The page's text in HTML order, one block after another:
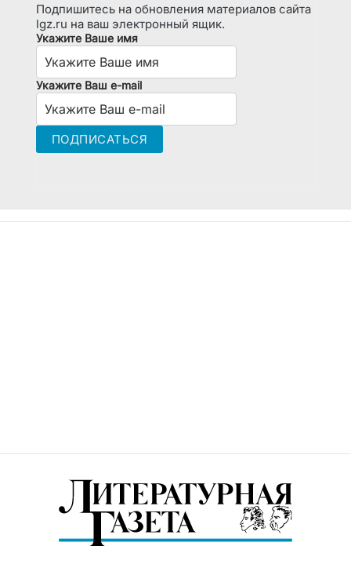
Подпишитесь на обновления материалов сайта
lgz.ru на ваш электронный ящик.
Укажите Ваше имя
Укажите Ваш e-mail